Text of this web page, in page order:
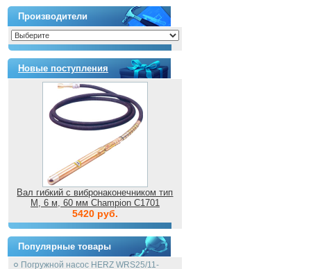
Производители
Новые поступления
Вал гибкий с вибронаконечником тип
M, 6 м, 60 мм Champion C1701
5420 руб.
Популярные товары
Погружной насос HERZ WRS25/11-